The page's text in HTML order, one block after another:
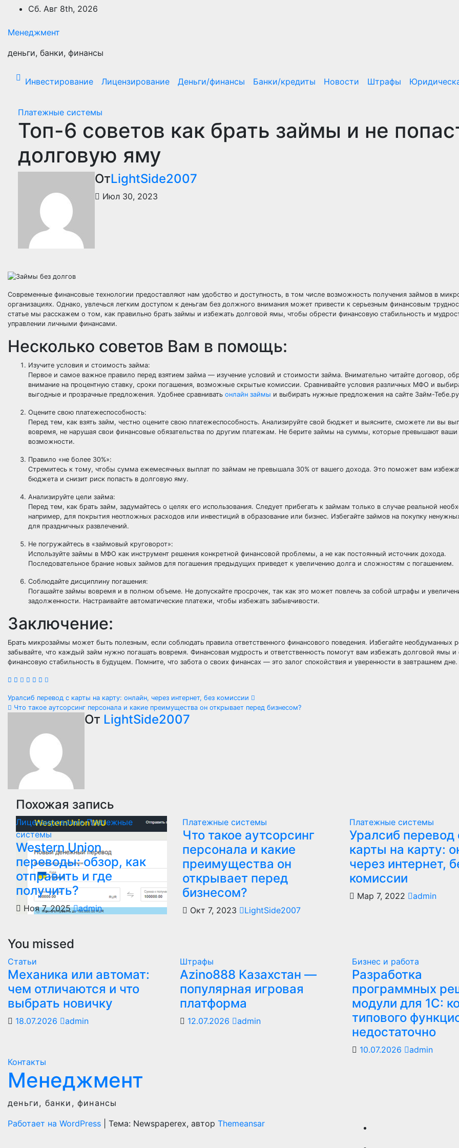
Перейти
содержимому
Сб. Авг 8th, 2026
Менеджмент
деньги, банки, финансы
Инвестирование Лицензирование Деньги/финансы Банки/кредиты Новости Штрафы
Платежные системы
Топ-6 советов как брать займы и не
долговую яму
ОтLightSide2007
Июл 30, 2023
Современные финансовые технологии предоставляют нам удобство и доступность, в том числе возможность получения займов в
организациях. Однако, увлечься легким доступом к деньгам без должного внимания может привести к серьезным финансовым
статье мы расскажем о том, как правильно брать займы и избежать долговой ямы, чтобы обрести финансовую стабильность и
управлении личными финансами.
Несколько советов Вам в помощь:
Изучите условия и стоимость займа:
Первое и самое важное правило перед взятием займа — изучение условий и стоимости займа. Внимательно читайте договор,
внимание на процентную ставку, сроки погашения, возможные скрытые комиссии. Сравнивайте условия различных МФО и
выгодные и прозрачные предложения. Удобнее сравнивать онлайн займы и выбирать нужные предложения на сайте Займ-
Оцените свою платежеспособность:
Перед тем, как взять займ, честно оцените свою платежеспособность. Анализируйте свой бюджет и выясните, сможете ли вы
вовремя, не нарушая свои финансовые обязательства по другим платежам. Не берите займы на суммы, которые превышают
возможности.
Правило «не более 30%»:
Стремитесь к тому, чтобы сумма ежемесячных выплат по займам не превышала 30% от вашего дохода. Это поможет вам
бюджета и снизит риск попасть в долговую яму.
Анализируйте цели займа:
Перед тем, как брать займ, задумайтесь о целях его использования. Следует прибегать к займам только в случае реальной
например, для покрытия неотложных расходов или инвестиций в образование или бизнес. Избегайте займов на покупку
для праздничных развлечений.
Не погружайтесь в «займовый круговорот»:
Используйте займы в МФО как инструмент решения конкретной финансовой проблемы, а не как постоянный источник дохода.
Последовательное брание новых займов для погашения предыдущих приведет к увеличению долга и сложностям с погашением.
Соблюдайте дисциплину погашения:
Погашайте займы вовремя и в полном объеме. Не допускайте просрочек, так как это может повлечь за собой штрафы и
задолженности. Настраивайте автоматические платежи, чтобы избежать забывчивости.
Заключение:
Брать микрозаймы может быть полезным, если соблюдать правила ответственного финансового поведения. Избегайте необдуманных
забывайте, что каждый займ нужно погашать вовремя. Финансовая мудрость и ответственность помогут вам избежать долговой ямы и
финансовую стабильность в будущем. Помните, что забота о своих финансах — это залог спокойствия и уверенности в завтрашнем дне.
Навигация
записям
Уралсиб перевод с карты на карту: онлайн, через интернет, без комиссии
Что такое аутсорсинг персонала и какие преимущества он открывает перед бизнесом?
От LightSide2007
Похожая запись
ЛицензированиеПлатежные
системы
Western Union
переводы: обзор, как
отправить и где
получить?
Ноя 7, 2025 admin
Платежные системы
Что такое аутсорсинг
персонала и какие
преимущества он
открывает перед
бизнесом?
Окт 7, 2023 LightSide2007
Платежные системы
Уралсиб перевод
карты на карту:
через интернет,
комиссии
Мар 7, 2022 admin
You missed
Статьи
Механика или автомат:
чем отличаются и что
выбрать новичку
18.07.2026 admin
Штрафы
Azino888 Казахстан —
популярная игровая
платформа
12.07.2026 admin
Бизнес и работа
Разработка
программных
модули для 1С:
типового
недостаточно
10.07.2026 admin
Контакты
Менеджмент
деньги, банки, финансы
Работает на WordPress
Тема: Newspaperex, автор Themeansar